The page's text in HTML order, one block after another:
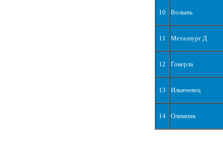
10 Волынь
11 Металлург Д
12 Говерла
13 Ильичевец
14 Олимпик